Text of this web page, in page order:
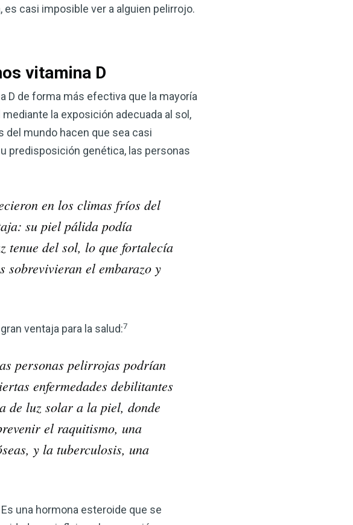
es casi imposible ver a alguien pelirrojo.
vitamina D
D de forma más efectiva que la mayoría
la exposición adecuada al sol,
mundo hacen que sea casi
predisposición genética, las personas
en los climas fríos del
su piel pálida podía
tenue del sol, lo que fortalecía
sobrevivieran el embarazo y
ventaja para la salud:7
personas pelirrojas podrían
enfermedades debilitantes
de luz solar a la piel, donde
el raquitismo, una
y la tuberculosis, una
una hormona esteroide que se